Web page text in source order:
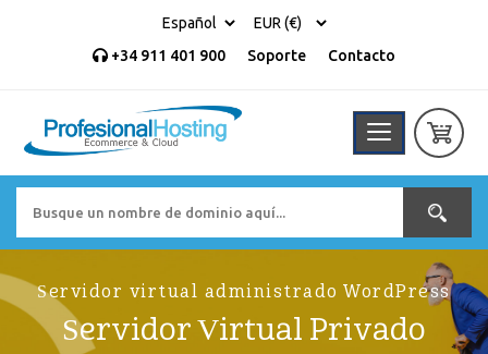
+34 911 401 900 Soporte Contacto
Servidor virtual administrado WordPress
Servidor Virtual Privado